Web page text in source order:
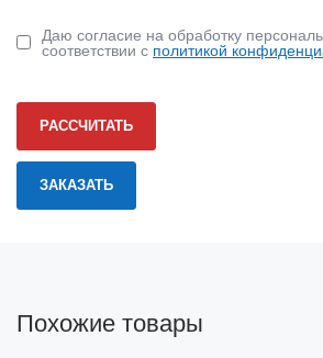
Даю согласие на обработку
соответствии с политикой
РАССЧИТАТЬ
Похожие товары